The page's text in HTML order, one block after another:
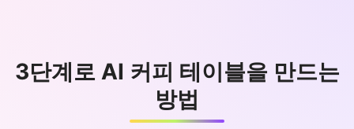
3단계로 AI 커피 테이블을 만드는
방법